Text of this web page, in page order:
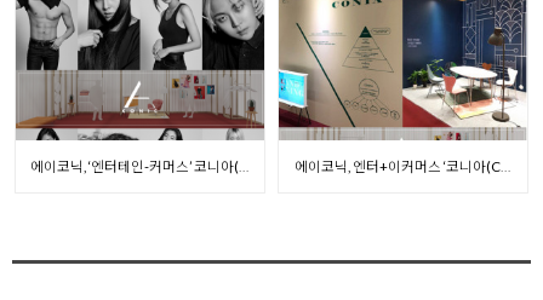
에이코닉, ‘엔터테인-커머스’ 코니아(CONIA) 론칭에이코닉, 엔터+이커머스 ‘코니아